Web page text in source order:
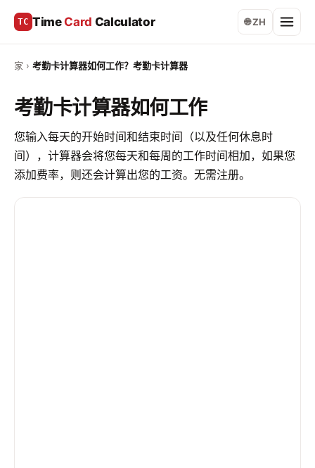
TC Time Card Calculator 🌐 ZH
家 › 考勤卡计算器如何工作？考勤卡计算器
考勤卡计算器如何工作
您输入每天的开始时间和结束时间（以及任何休息时
间），计算器会将您每天和每周的工作时间相加，如果您
添加费率，则还会计算出您的工资。无需注册。